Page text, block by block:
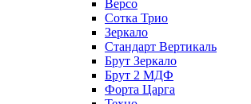
Версо
Сотка Трио
Зеркало
Стандарт Вертикаль
Брут Зеркало
Брут 2 МДФ
Форта Царга